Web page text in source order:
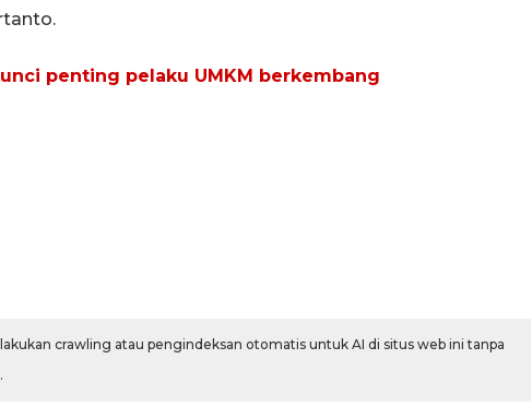
penting pelaku UMKM berkembang
crawling atau pengindeksan otomatis untuk AI di situs web ini tanpa